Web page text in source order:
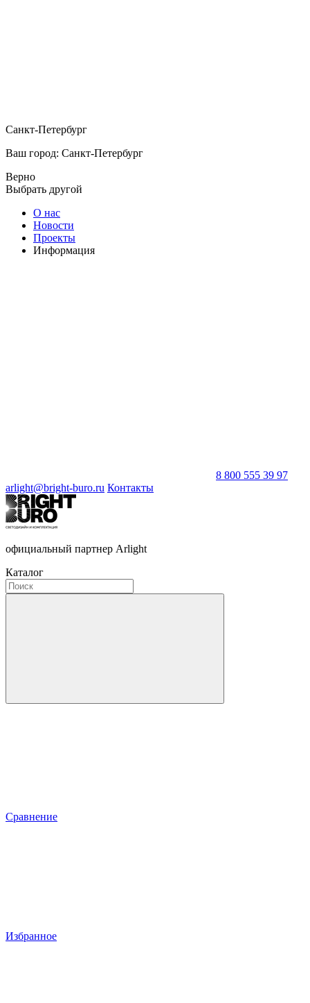
Санкт-Петербург
Ваш город: Санкт-Петербург
Верно
Выбрать другой
О нас
Новости
Проекты
Информация
8 800 555 39 97
arlight@bright-buro.ru Контакты
официальный партнер Arlight
Каталог
Сравнение
Избранное